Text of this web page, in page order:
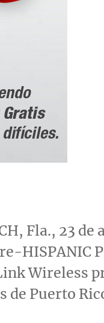
Fla., 23 de
HISPANIC
Wireless
de Puerto